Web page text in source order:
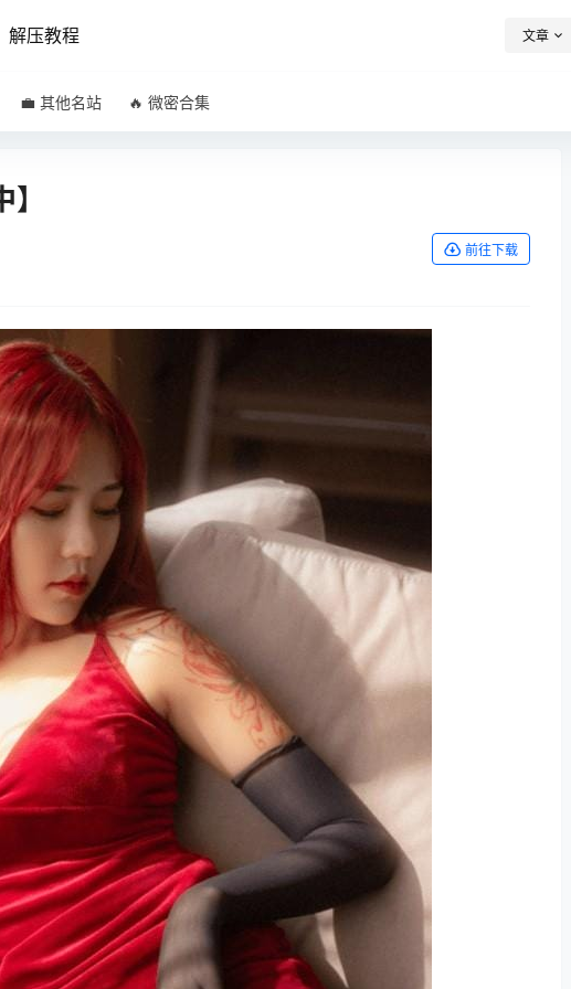
解压教程 文章
💼 其他名站 🔥 微密合集
前往下载